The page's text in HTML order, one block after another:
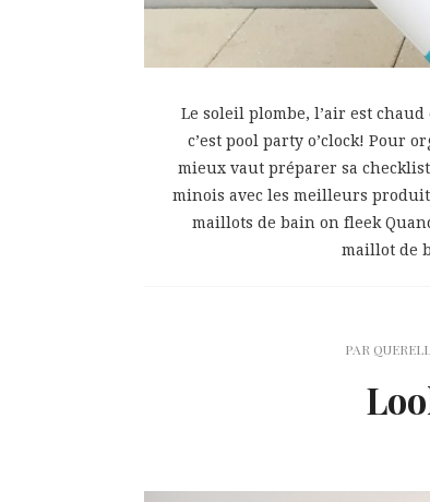
Le soleil plombe, l’air est
c’est pool party o’clock! Pour
mieux vaut préparer sa
minois avec les meilleurs
maillots de bain on fleek
maillot de
PAR